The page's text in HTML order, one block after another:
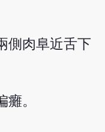
側肉阜近舌下
癱。